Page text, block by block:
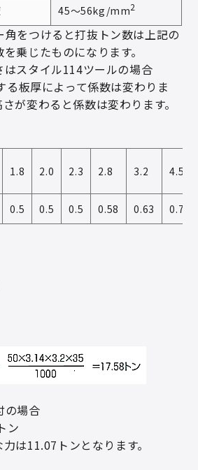
45～56kg/mm2
をつけると打抜トン数は上記の
乗じたものになります。
スタイル114ツールの場合
る板厚によって係数は変わりま
が変わると係数は変わります。
1.8 2.0 2.3 2.8 3.2 4.5
0.5 0.5 0.5 0.58 0.63 0.75
の場合
ン
は11.07トンとなります。